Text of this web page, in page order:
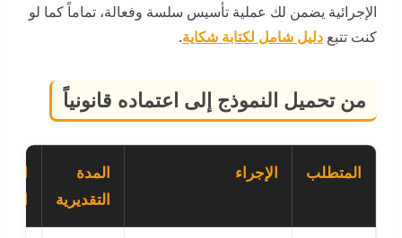
الإجرائية يضمن لك عملية تأسيس سلسة وفعالة، تماماً كما لو
كنت تتبع دليل شامل لكتابة شكاية.
من تحميل النموذج إلى اعتماده قانونياً
المتطلب الإجراء
المدة
التقديرية